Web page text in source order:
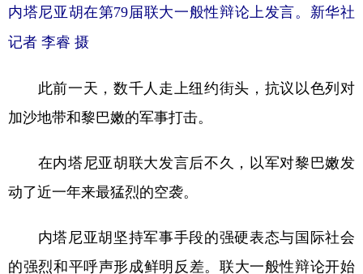
内塔尼亚胡在第79届联大一般性辩论上发言。新华社
记者 李睿 摄
此前一天，数千人走上纽约街头，抗议以色列对
加沙地带和黎巴嫩的军事打击。
在内塔尼亚胡联大发言后不久，以军对黎巴嫩发
动了近一年来最猛烈的空袭。
内塔尼亚胡坚持军事手段的强硬表态与国际社会
的强烈和平呼声形成鲜明反差。联大一般性辩论开始